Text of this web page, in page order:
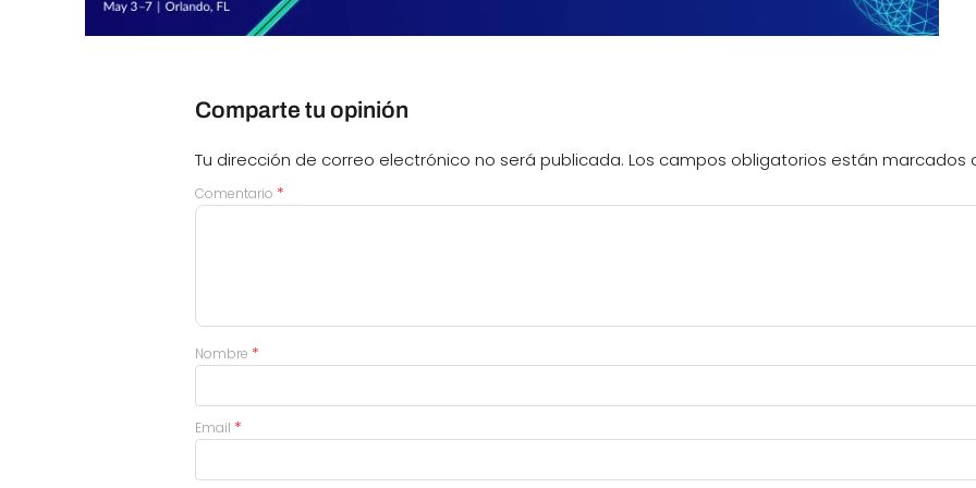
Comparte tu opinión
Tu dirección de correo electrónico no será publicada. Los campos obligatorios están marcados
Comentario *
Nombre *
Email *